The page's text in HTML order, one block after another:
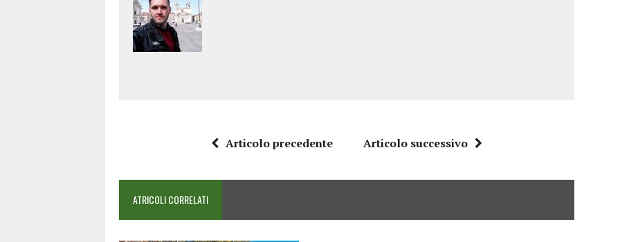
Articolo precedente Articolo successivo
ATRICOLI CORRELATI